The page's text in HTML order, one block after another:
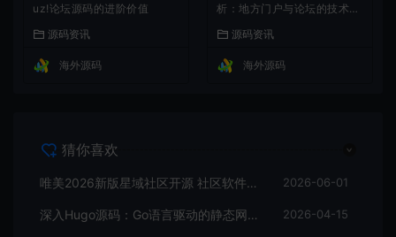
uz!论坛源码的进阶价值
源码资讯
海外源码
析：地方门户与论坛的技术实
源码资讯
海外源码
猜你喜欢
唯美2026新版星域社区开源 社区软件三端APP源码 2026-06-01
深入Hugo源码：Go语言驱动的静态网站生成器核心解析 2026-04-15